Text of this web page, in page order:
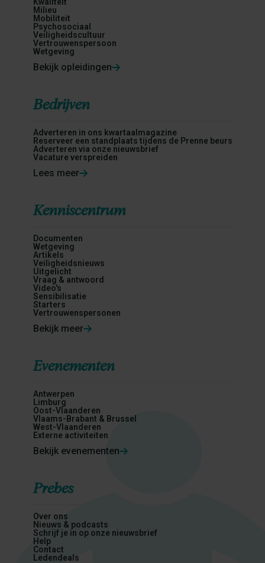
Milieu
Mobiliteit
Psychosociaal
Veiligheidscultuur
Vertrouwenspersoon
Wetgeving
Bekijk opleidingen
Bedrijven
Adverteren in ons kwartaalmagazine
Reserveer een standplaats tijdens de Prenne beurs
Adverteren via onze nieuwsbrief
Vacature verspreiden
Lees meer
Kenniscentrum
Documenten
Wetgeving
Artikels
Veiligheidsnieuws
Uitgelicht
Vraag & antwoord
Video's
Sensibilisatie
Starters
Vertrouwenspersonen
Bekijk meer
Evenementen
Antwerpen
Limburg
Oost-Vlaanderen
Vlaams-Brabant & Brussel
West-Vlaanderen
Externe activiteiten
Bekijk evenementen
Prebes
Over ons
Nieuws & podcasts
Schrijf je in op onze nieuwsbrief
Help
Contact
Ledendeals